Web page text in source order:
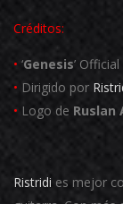
Créditos:
• ‘Genesis’
• Dirigido por
• Logo de Ruslan
Ristridi es mejor